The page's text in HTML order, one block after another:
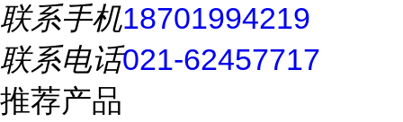
联系手机18701994219
联系电话021-62457717
推荐产品